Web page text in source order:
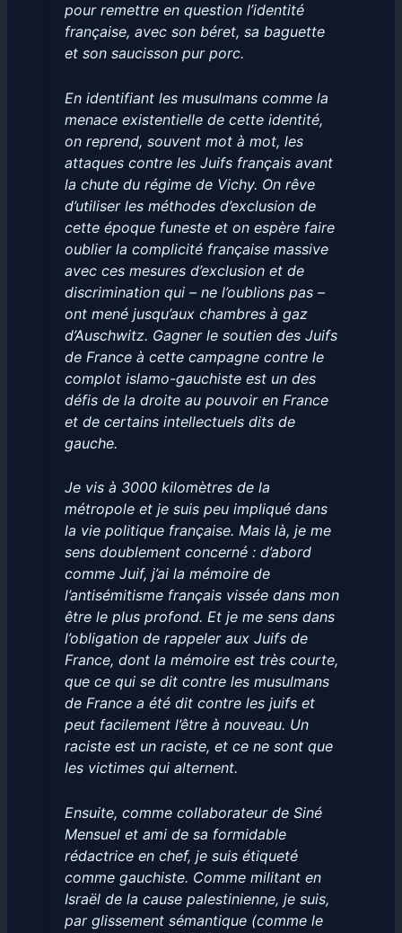
pour remettre en question l’identité
française, avec son béret, sa baguette
et son saucisson pur porc.
En identifiant les musulmans comme la
menace existentielle de cette identité,
on reprend, souvent mot à mot, les
attaques contre les Juifs français avant
la chute du régime de Vichy. On rêve
d’utiliser les méthodes d’exclusion de
cette époque funeste et on espère faire
oublier la complicité française massive
avec ces mesures d’exclusion et de
discrimination qui – ne l’oublions pas –
ont mené jusqu’aux chambres à gaz
d’Auschwitz. Gagner le soutien des Juifs
de France à cette campagne contre le
complot islamo-gauchiste est un des
défis de la droite au pouvoir en France
et de certains intellectuels dits de
gauche.
Je vis à 3000 kilomètres de la
métropole et je suis peu impliqué dans
la vie politique française. Mais là, je me
sens doublement concerné : d’abord
comme Juif, j’ai la mémoire de
l’antisémitisme français vissée dans mon
être le plus profond. Et je me sens dans
l’obligation de rappeler aux Juifs de
France, dont la mémoire est très courte,
que ce qui se dit contre les musulmans
de France a été dit contre les juifs et
peut facilement l’être à nouveau. Un
raciste est un raciste, et ce ne sont que
les victimes qui alternent.
Ensuite, comme collaborateur de Siné
Mensuel et ami de sa formidable
rédactrice en chef, je suis étiqueté
comme gauchiste. Comme militant en
Israël de la cause palestinienne, je suis,
par glissement sémantique (comme le